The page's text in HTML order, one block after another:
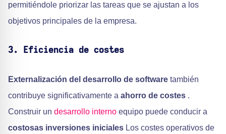
permitiéndole priorizar las tareas que se ajustan a los
objetivos principales de la empresa.
3. Eficiencia de costes
Externalización del desarrollo de software también
contribuye significativamente a ahorro de costes .
Construir un desarrollo interno equipo puede conducir a
costosas inversiones iniciales Los costes operativos de